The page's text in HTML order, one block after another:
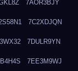
7AOR3BJY
7C2XDJQN
7DULR9YN
7EE3M9WJ